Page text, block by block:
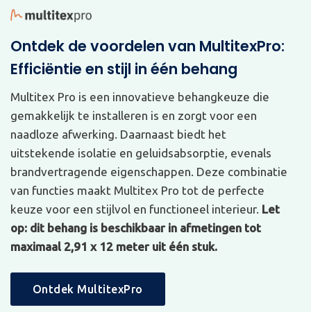
Ontdek de voordelen van MultitexPro:
Efficiëntie en stijl in één behang
Multitex Pro is een innovatieve behangkeuze die
gemakkelijk te installeren is en zorgt voor een
naadloze afwerking. Daarnaast biedt het
uitstekende isolatie en geluidsabsorptie, evenals
brandvertragende eigenschappen. Deze combinatie
van functies maakt Multitex Pro tot de perfecte
keuze voor een stijlvol en functioneel interieur. Let
op: dit behang is beschikbaar in afmetingen tot
maximaal 2,91 x 12 meter uit één stuk.
Ontdek MultitexPro